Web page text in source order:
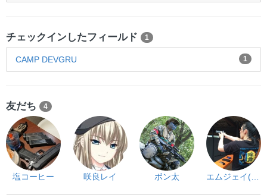
チェックインしたフィールド 1
CAMP DEVGRU 1
友だち 4
塩コーヒー 咲良レイ ボン太